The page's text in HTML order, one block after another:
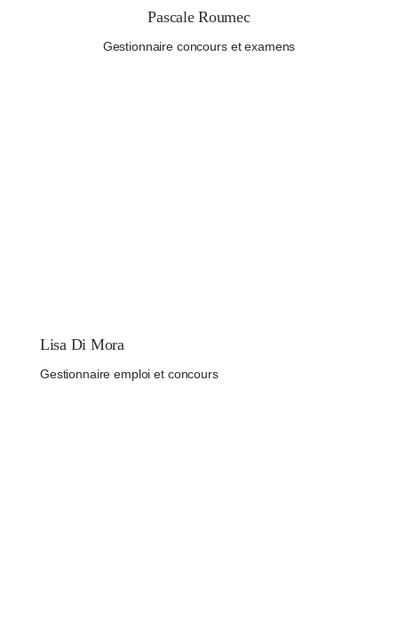
Pascale Roumec
Gestionnaire concours et examens
Lisa Di Mora
Gestionnaire emploi et concours